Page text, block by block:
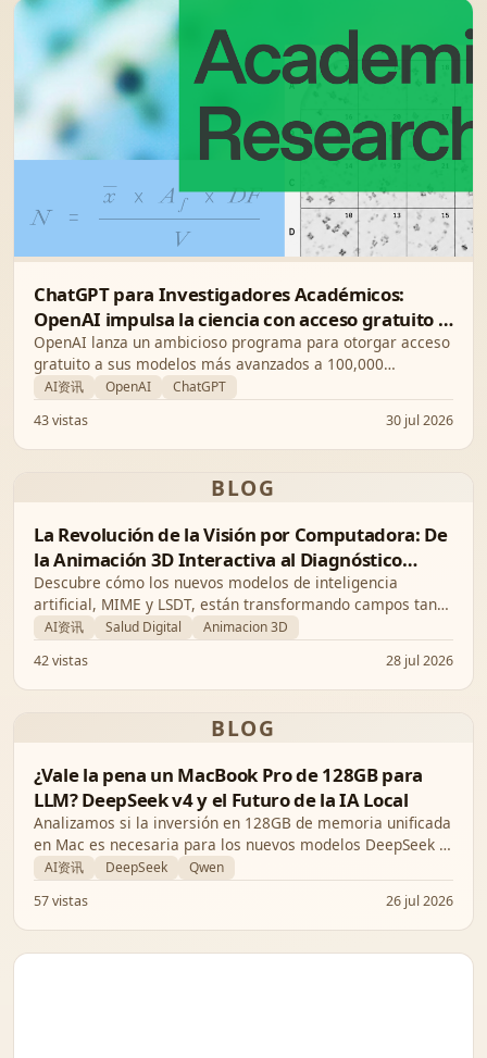
ChatGPT para Investigadores Académicos:
OpenAI impulsa la ciencia con acceso gratuito a
modelos de IA de última generación
OpenAI lanza un ambicioso programa para otorgar acceso
gratuito a sus modelos más avanzados a 100,000
investigadores académicos, acelerando el descubrimiento
científico y la innovación global.
AI资讯 OpenAI
ChatGPT
43 vistas
30 jul 2026
BLOG
La Revolución de la Visión por Computadora: De
la Animación 3D Interactiva al Diagnóstico
Médico de Precisión
Descubre cómo los nuevos modelos de inteligencia
artificial, MIME y LSDT, están transformando campos tan
diversos como la animación digital interactiva en 3D y la
detección de precisión del cáncer de próstata.
AI资讯 Salud Digital
Animacion 3D
42 vistas
28 jul 2026
BLOG
¿Vale la pena un MacBook Pro de 128GB para
LLM? DeepSeek v4 y el Futuro de la IA Local
Analizamos si la inversión en 128GB de memoria unificada
en Mac es necesaria para los nuevos modelos DeepSeek y
Qwen, y qué rendimiento puedes esperar realmente en
local.
AI资讯 DeepSeek
Qwen
57 vistas
26 jul 2026